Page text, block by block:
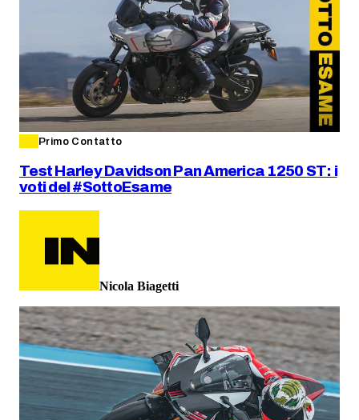
Primo Contatto
Test Harley Davidson Pan America 1250 ST: i
voti del #SottoEsame
Nicola Biagetti